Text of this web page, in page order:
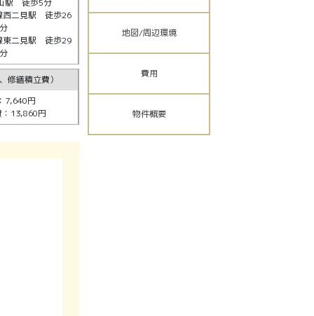
駅 徒歩5分
西二見駅 徒歩26
東二見駅 徒歩29
修繕積立費）
7,640円
13,860円
地図/周辺環境
費用
物件概要